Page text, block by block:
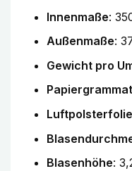
Innenmaße:
Außenmaße:
Gewicht pro
Luftpolsterfolie
Blasenhöhe: